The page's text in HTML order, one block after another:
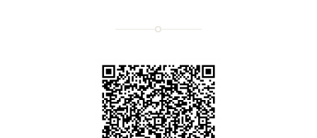
Unsere
Visitenkarte